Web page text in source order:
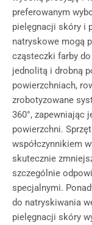
preferowanym
pielęgnacji skóry i
natryskowe mogą
cząsteczki farby
jednolitą i drobną
powierzchniach,
zrobotyzowane
360°, zapewniając
powierzchni.
współczynnikiem
skutecznie
szczególnie
specjalnymi.
do natryskiwania
pielęgnacji skóry